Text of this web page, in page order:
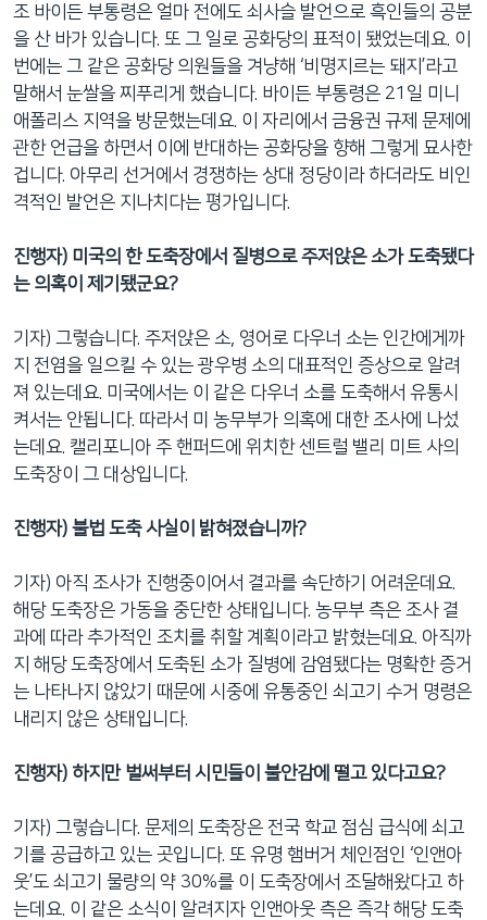
조 바이든 부통령은 얼마 전에도 쇠사슬 발언으로 흑인들의 공분
을 산 바가 있습니다. 또 그 일로 공화당의 표적이 됐었는데요. 이
번에는 그 같은 공화당 의원들을 겨냥해 ‘비명지르는 돼지’라고
말해서 눈쌀을 찌푸리게 했습니다. 바이든 부통령은 21일 미니
애폴리스 지역을 방문했는데요. 이 자리에서 금융권 규제 문제에
관한 언급을 하면서 이에 반대하는 공화당을 향해 그렇게 묘사한
겁니다. 아무리 선거에서 경쟁하는 상대 정당이라 하더라도 비인
격적인 발언은 지나치다는 평가입니다.
진행자) 미국의 한 도축장에서 질병으로 주저앉은 소가 도축됐다
는 의혹이 제기됐군요?
기자) 그렇습니다. 주저앉은 소, 영어로 다우너 소는 인간에게까
지 전염을 일으킬 수 있는 광우병 소의 대표적인 증상으로 알려
져 있는데요. 미국에서는 이 같은 다우너 소를 도축해서 유통시
켜서는 안됩니다. 따라서 미 농무부가 의혹에 대한 조사에 나섰
는데요. 캘리포니아 주 핸퍼드에 위치한 센트럴 밸리 미트 사의
도축장이 그 대상입니다.
진행자) 불법 도축 사실이 밝혀졌습니까?
기자) 아직 조사가 진행중이어서 결과를 속단하기 어려운데요.
해당 도축장은 가동을 중단한 상태입니다. 농무부 측은 조사 결
과에 따라 추가적인 조치를 취할 계획이라고 밝혔는데요. 아직까
지 해당 도축장에서 도축된 소가 질병에 감염됐다는 명확한 증거
는 나타나지 않았기 때문에 시중에 유통중인 쇠고기 수거 명령은
내리지 않은 상태입니다.
진행자) 하지만 벌써부터 시민들이 불안감에 떨고 있다고요?
기자) 그렇습니다. 문제의 도축장은 전국 학교 점심 급식에 쇠고
기를 공급하고 있는 곳입니다. 또 유명 햄버거 체인점인 ‘인앤아
웃’도 쇠고기 물량의 약 30%를 이 도축장에서 조달해왔다고 하
는데요. 이 같은 소식이 알려지자 인앤아웃 측은 즉각 해당 도축